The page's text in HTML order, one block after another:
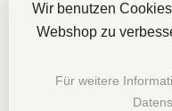
© Copyright 2026
Lightspeed-
Wir benutzen
Webshop zu
Für weitere